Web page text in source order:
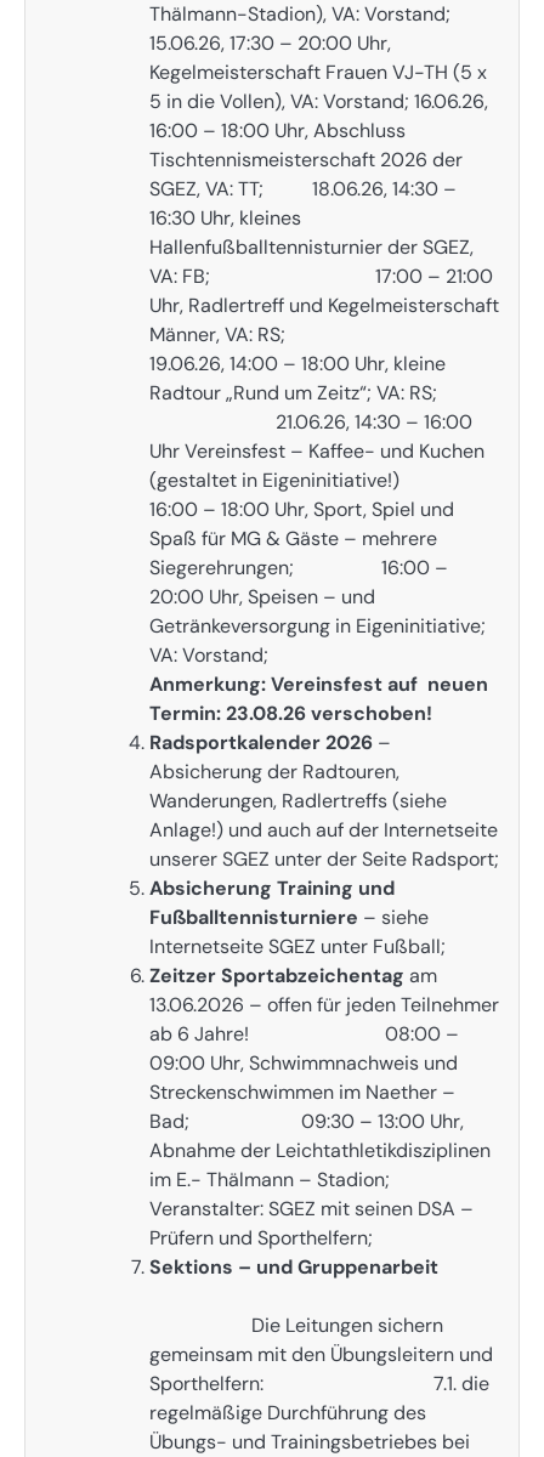
Thälmann-Stadion), VA: Vorstand;
15.06.26, 17:30 – 20:00 Uhr,
Kegelmeisterschaft Frauen VJ-TH (5 x
5 in die Vollen), VA: Vorstand; 16.06.26,
16:00 – 18:00 Uhr, Abschluss
Tischtennismeisterschaft 2026 der
SGEZ, VA: TT; 18.06.26, 14:30 –
16:30 Uhr, kleines
Hallenfußballtennisturnier der SGEZ,
VA: FB; 17:00 – 21:00
Uhr, Radlertreff und Kegelmeisterschaft
Männer, VA: RS;
19.06.26, 14:00 – 18:00 Uhr, kleine
Radtour „Rund um Zeitz“; VA: RS;
21.06.26, 14:30 – 16:00
Uhr Vereinsfest – Kaffee- und Kuchen
(gestaltet in Eigeninitiative!)
16:00 – 18:00 Uhr, Sport, Spiel und
Spaß für MG & Gäste – mehrere
Siegerehrungen; 16:00 –
20:00 Uhr, Speisen – und
Getränkeversorgung in Eigeninitiative;
VA: Vorstand;
Anmerkung: Vereinsfest auf neuen
Termin: 23.08.26 verschoben!
Radsportkalender 2026 –
Absicherung der Radtouren,
Wanderungen, Radlertreffs (siehe
Anlage!) und auch auf der Internetseite
unserer SGEZ unter der Seite Radsport;
Absicherung Training und
Fußballtennisturniere – siehe
Internetseite SGEZ unter Fußball;
Zeitzer Sportabzeichentag am
13.06.2026 – offen für jeden Teilnehmer
ab 6 Jahre! 08:00 –
09:00 Uhr, Schwimmnachweis und
Streckenschwimmen im Naether –
Bad; 09:30 – 13:00 Uhr,
Abnahme der Leichtathletikdisziplinen
im E.- Thälmann – Stadion;
Veranstalter: SGEZ mit seinen DSA –
Prüfern und Sporthelfern;
Sektions – und Gruppenarbeit
Die Leitungen sichern
gemeinsam mit den Übungsleitern und
Sporthelfern: 7.1. die
regelmäßige Durchführung des
Übungs- und Trainingsbetriebes bei